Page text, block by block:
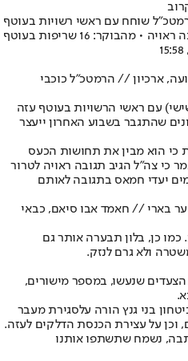
שוחח עם ראשי רשויות בעוטף
16 שריפות בעוטף
ארכיון // הרמטכ"ל כוכבי
עם ראשי הרשויות בעוטף עזה
שהתגבר בשבוע האחרון ייעצר
כי הוא מבין את תחושות הכעס
כי צה"ל הגיב תגובה ראויה לטרור
יעדי חמאס בתגובה לאותם
בארי // חאמד אבו סיאם, כבאי
בעוטף 16 שריפות. כמו כן, בלון תבערה אותר גם
ולא גרם לנזק.
הצעדים שנעשו, במספר מישורים,
בני גנץ הורה עלסגירת מעבר
וכן על עצירת הכנסת הדלקים לעזה.
נשמח שתשתפו אותנו